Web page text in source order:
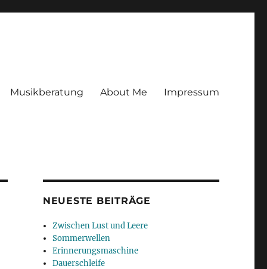
Musikberatung About Me Impressum
NEUESTE BEITRÄGE
Zwischen Lust und Leere
Sommerwellen
Erinnerungsmaschine
Dauerschleife